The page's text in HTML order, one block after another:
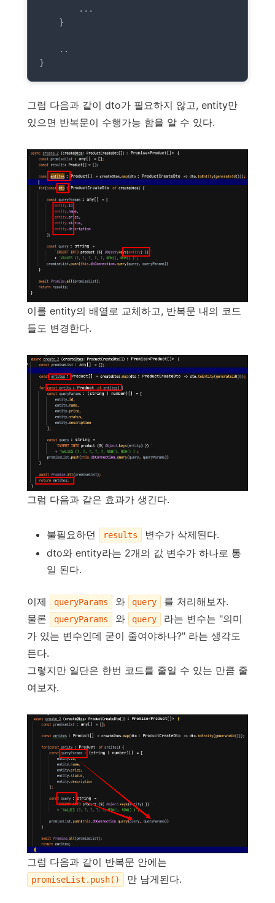
}
그럼 다음과 같이 dto가 필요하지 않고, entity만
있으면 반복문이 수행가능 함을 알 수 있다.
이를 entity의 배열로 교체하고, 반복문 내의 코드
들도 변경한다.
그럼 다음과 같은 효과가 생긴다.
불필요하던 results
변수가 삭제된다.
dto와 entity라는 2개의 값 변수가 하나로 통
일 된다.
이제 queryParams 와 query
를 처리해보자.
물론
queryParams 와 query
라는 변수는 "의미
가 있는 변수인데 굳이 줄여야하나?" 라는 생각도
든다.
그렇지만 일단은 한번 코드를 줄일 수 있는 만큼 줄
여보자.
그럼 다음과 같이 반복문 안에는
promiseList.push() 만 남게된다.